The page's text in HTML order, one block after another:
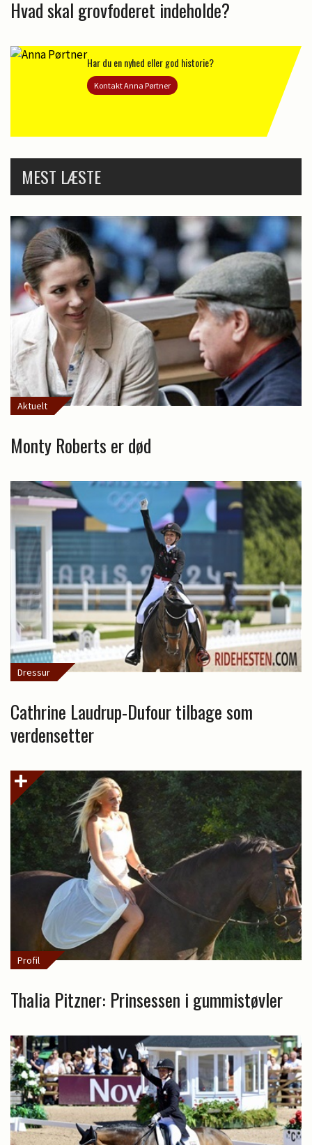
Hvad skal grovfoderet indeholde?
Har du en nyhed eller god historie?
Kontakt Anna Pørtner
MEST LÆSTE
Aktuelt
Monty Roberts er død
Dressur
Cathrine Laudrup-Dufour tilbage som
verdensetter
Profil
Thalia Pitzner: Prinsessen i gummistøvler